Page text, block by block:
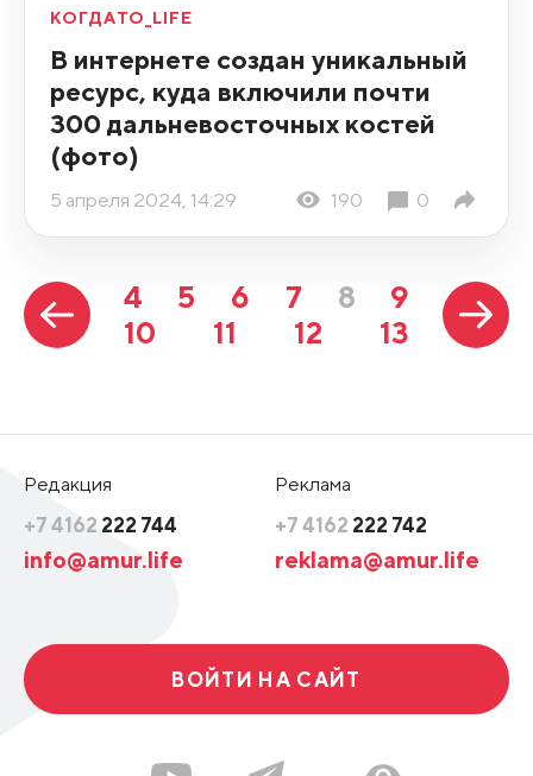
КОГДАТО_LIFE
В интернете создан уникальный
ресурс, куда включили почти
300 дальневосточных костей
(фото)
5 апреля 2024, 14:29 190 0
4 5 6 7 8
9
10
11 12 13
Редакция
+7 4162 222 744
info@amur.life
Реклама
+7 4162 222 742
reklama@amur.life
ВОЙТИ НА САЙТ